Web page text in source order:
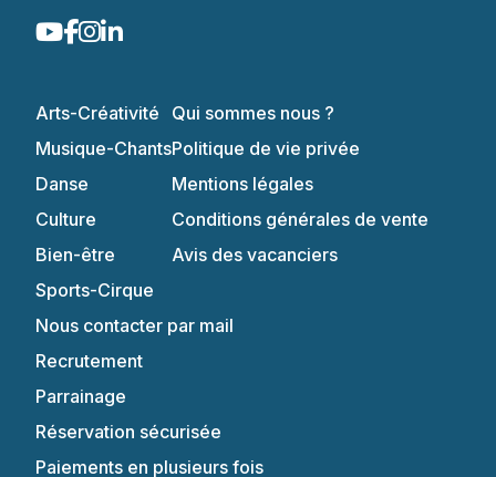
Arts-Créativité
Musique-Chants
Danse
Culture
Bien-être
Sports-Cirque
Qui sommes nous ?
Politique de vie privée
Mentions légales
Conditions générales de vente
Avis des vacanciers
Nous contacter par mail
Recrutement
Parrainage
Réservation sécurisée
Paiements en plusieurs fois